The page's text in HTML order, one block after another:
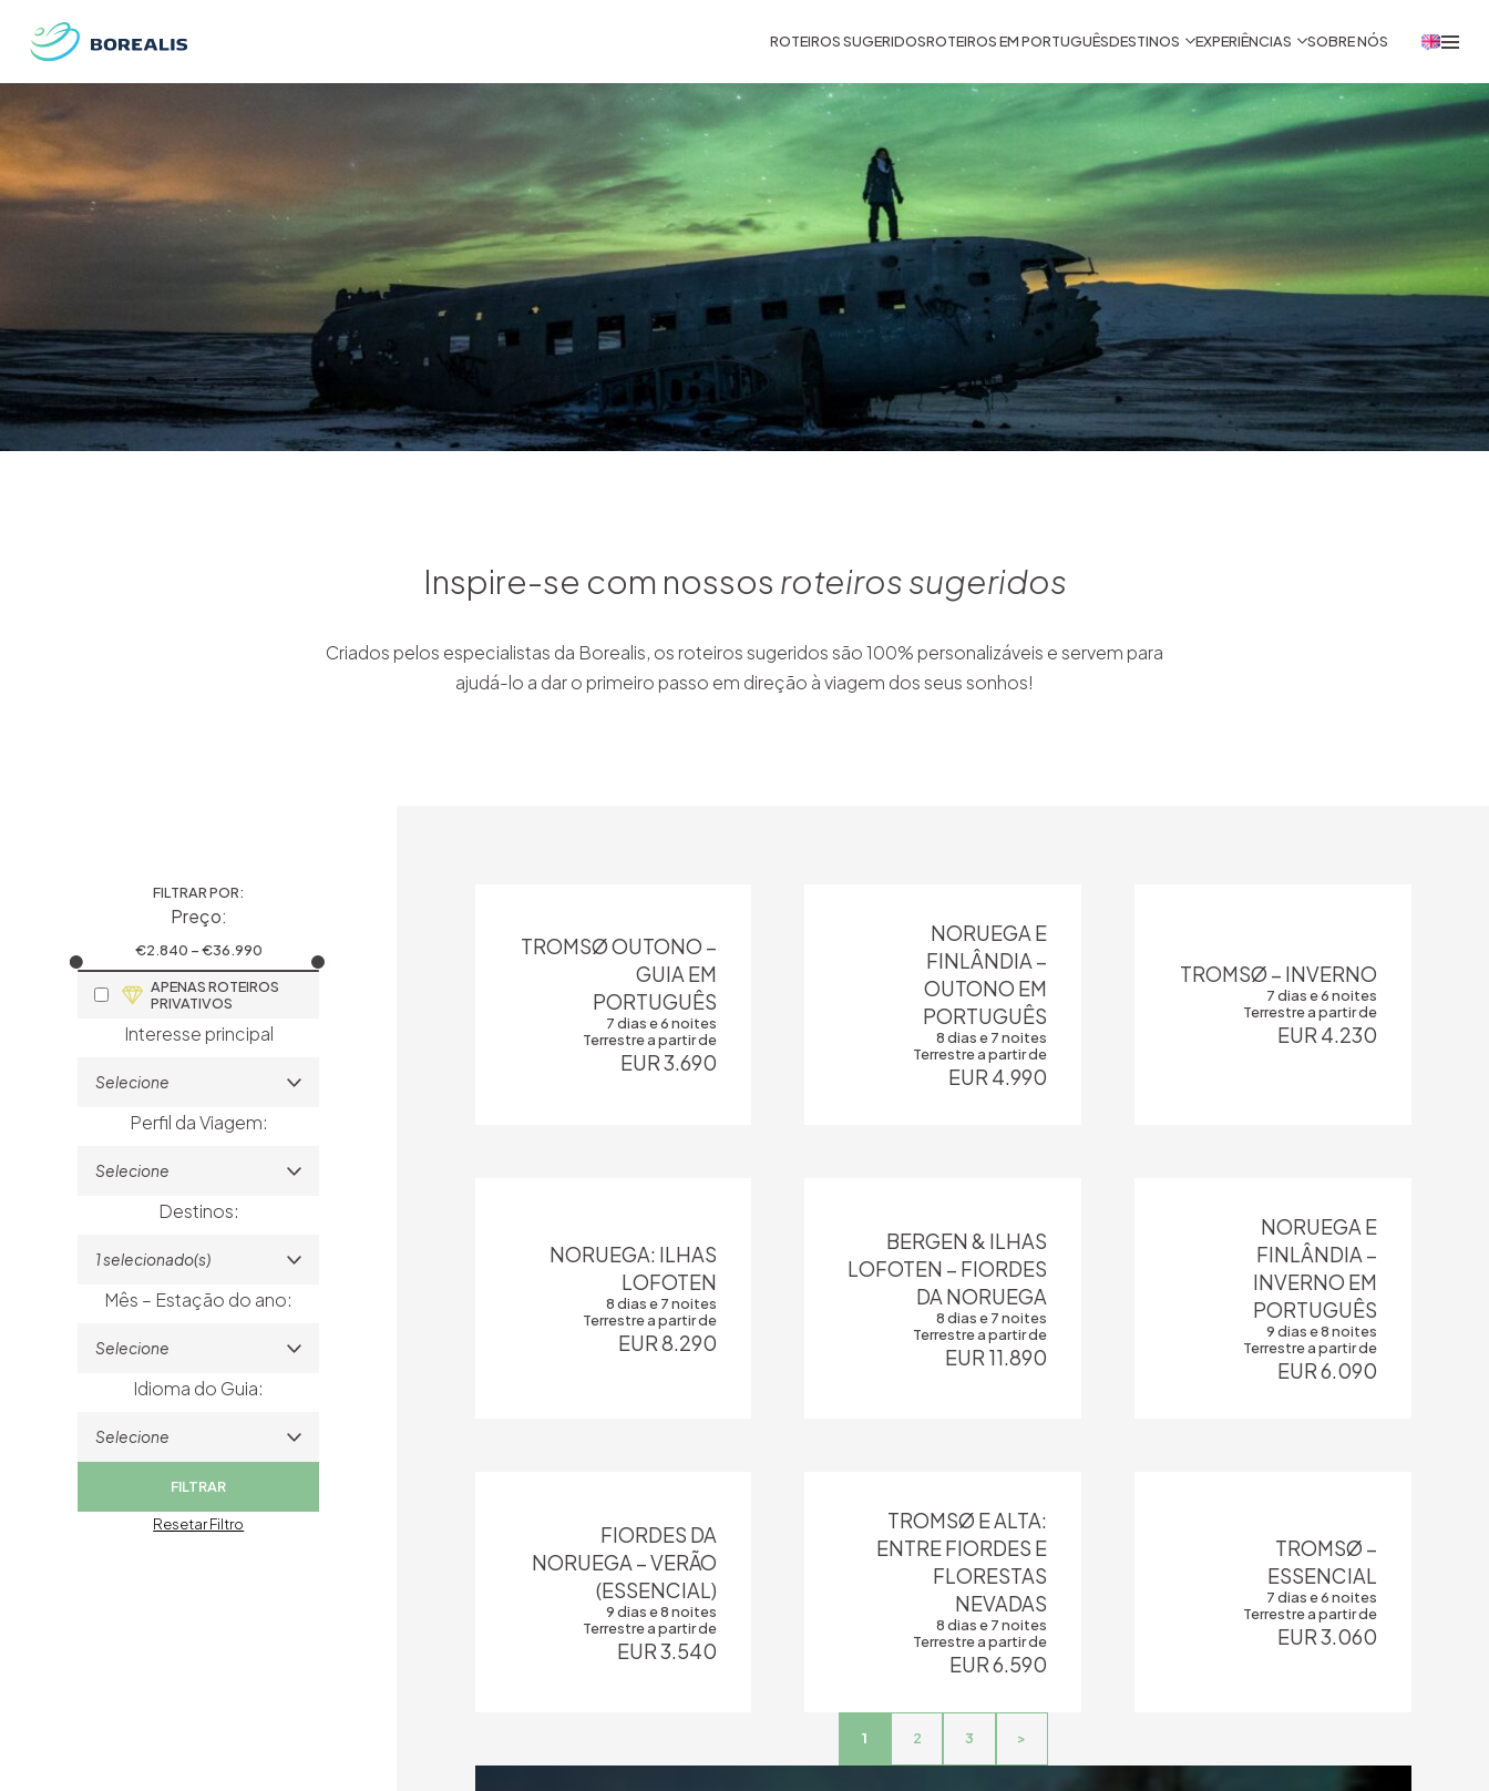
ROTEIROS SUGERIDOSROTEIROS EM PORTUGUÊSDESTINOS EXPERIÊNCIAS SOBRE NÓS
Inspire-se com nossos roteiros sugeridos
Criados pelos especialistas da Borealis, os roteiros sugeridos são 100% personalizáveis e servem para
ajudá-lo a dar o primeiro passo em direção à viagem dos seus sonhos!
FILTRAR POR:
Preço:
€2.840 – €36.990
APENAS ROTEIROS
PRIVATIVOS
Interesse principal
Selecione
Perfil da Viagem:
Selecione
Destinos:
1 selecionado(s)
Mês – Estação do ano:
Selecione
Idioma do Guia:
Selecione
FILTRAR
Resetar Filtro
TROMSØ OUTONO –
GUIA EM
PORTUGUÊS
7 dias e 6 noites
Terrestre a partir de
EUR 3.690
NORUEGA E
FINLÂNDIA –
OUTONO EM
PORTUGUÊS
8 dias e 7 noites
Terrestre a partir de
EUR 4.990
TROMSØ – INVERNO
7 dias e 6 noites
Terrestre a partir de
EUR 4.230
NORUEGA: ILHAS
LOFOTEN
8 dias e 7 noites
Terrestre a partir de
EUR 8.290
BERGEN & ILHAS
LOFOTEN – FIORDES
DA NORUEGA
8 dias e 7 noites
Terrestre a partir de
EUR 11.890
NORUEGA E
FINLÂNDIA –
INVERNO EM
PORTUGUÊS
9 dias e 8 noites
Terrestre a partir de
EUR 6.090
FIORDES DA
NORUEGA – VERÃO
(ESSENCIAL)
9 dias e 8 noites
Terrestre a partir de
EUR 3.540
TROMSØ E ALTA:
ENTRE FIORDES E
FLORESTAS
NEVADAS
8 dias e 7 noites
Terrestre a partir de
EUR 6.590
TROMSØ –
ESSENCIAL
7 dias e 6 noites
Terrestre a partir de
EUR 3.060
1 2 3 >